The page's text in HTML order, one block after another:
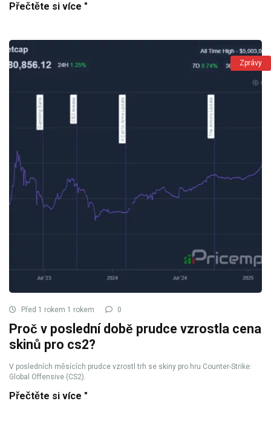
Přečtěte si více "
Zprávy
Před 1 rokem 1 rokem 0
Proč v poslední době prudce vzrostla cena
skinů pro cs2?
V posledních měsících prudce vzrostl trh se skiny pro hru Counter-Strike:
Global Offensive (CS2).
Přečtěte si více "